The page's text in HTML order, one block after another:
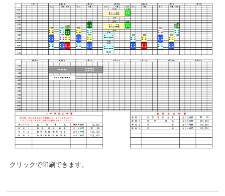
クリックで印刷できます。